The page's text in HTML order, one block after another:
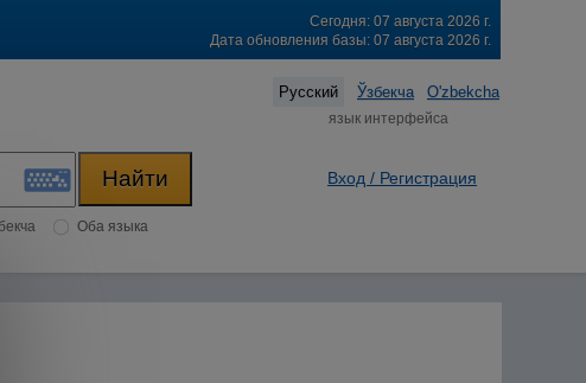
Сегодня: 07 августа 2026 г.
Дата обновления базы: 07 августа 2026 г.
Русский Ўзбекча O'zbekcha
язык интерфейса
Оба языка
Вход / Регистрация